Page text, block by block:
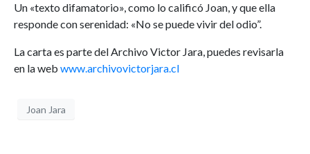
Un «texto difamatorio», como lo calificó Joan, y que ella
responde con serenidad: «No se puede vivir del odio”.
La carta es parte del Archivo Victor Jara, puedes revisarla
en la web www.archivovictorjara.cl
Joan Jara